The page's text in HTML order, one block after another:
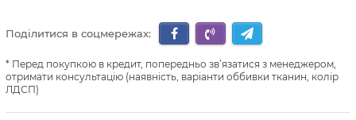
Поділитися в соцмережах:
Перед покупкою в кредит, попередньо зв’язатися з менеджером,
отримати консультацію (наявність, варіанти оббивки тканин, колір
ЛДСП)